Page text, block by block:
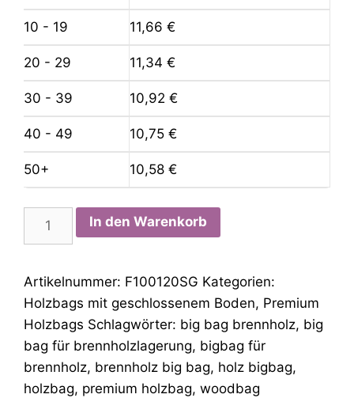
10 - 19 11,66 €
20 - 29 11,34 €
30 - 39 10,92 €
40 - 49 10,75 €
50+ 10,58 €
Premium
100x100x120cm
-
Holz
Big
Bag
Menge
In den Warenkorb
Artikelnummer: F100120SG Kategorien:
Holzbags mit geschlossenem Boden, Premium
Holzbags Schlagwörter: big bag brennholz, big
bag für brennholzlagerung, bigbag für
brennholz, brennholz big bag, holz bigbag,
holzbag, premium holzbag, woodbag